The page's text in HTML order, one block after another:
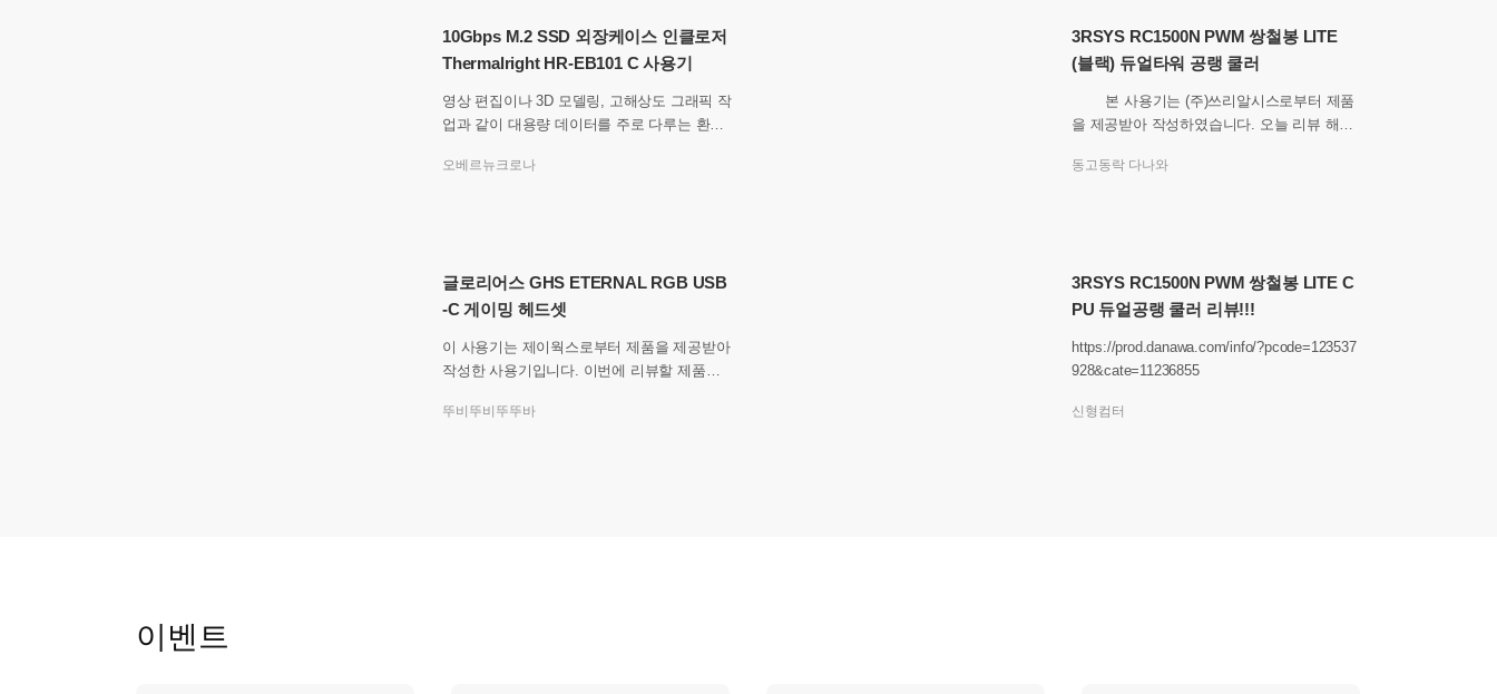
10Gbps M.2 SSD 외장케이스 인클로저
Thermalright HR-EB101 C 사용기
영상 편집이나 3D 모델링, 고해상도 그래픽 작
업과 같이 대용량 데이터를 주로 다루는 환경
적인 업무
오베르뉴크로나
3RSYS RC1500N PWM 쌍철봉 LITE
(블랙) 듀얼타워 공랭 쿨러
본 사용기는 (주)쓰리알시스로부터 제품
을 제공받아 작성하였습니다. 오늘 리뷰 해볼
동고동락 다나와
글로리어스 GHS ETERNAL RGB USB
-C 게이밍 헤드셋
이 사용기는 제이웍스로부터 제품을 제공받아
작성한 사용기입니다. 이번에 리뷰할 제품은
이밍 헤드셋입니다. &nbs
뚜비뚜비뚜뚜바
3RSYS RC1500N PWM 쌍철봉 LITE C
PU 듀얼공랭 쿨러 리뷰!!!
https://prod.danawa.com/info/?pcode=123537
928&cate=11236855
신형컴터
이벤트